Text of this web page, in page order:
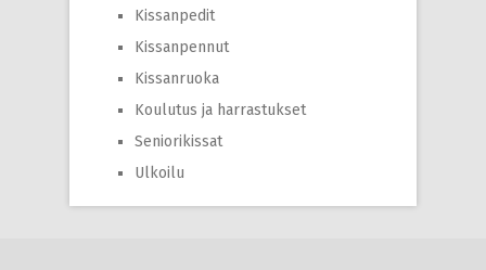
Kissanpedit
Kissanpennut
Kissanruoka
Koulutus ja harrastukset
Seniorikissat
Ulkoilu